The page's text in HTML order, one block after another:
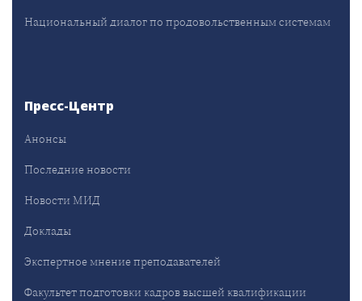
Национальный диалог по продовольственным системам
Пресс-Центр
Анонсы
Последние новости
Новости МИД
Доклады
Экспертное мнение преподавателей
Факультет подготовки кадров высшей квалификации